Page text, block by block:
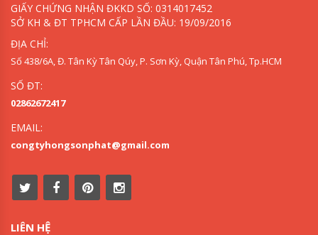
GIẤY CHỨNG NHẬN ĐKKD SỐ: 0314017452
SỞ KH & ĐT TPHCM CẤP LẦN ĐẦU: 19/09/2016
ĐỊA CHỈ:
Số 438/6A, Đ. Tân Kỳ Tân Qúy, P. Sơn Kỳ, Quận Tân Phú, Tp.HCM
SỐ ĐT:
02862672417
EMAIL:
congtyhongsonphat@gmail.com
LIÊN HỆ